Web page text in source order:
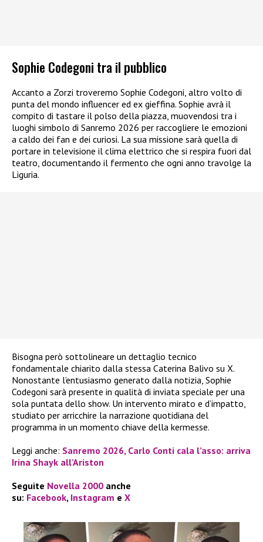
Sophie Codegoni tra il pubblico
Accanto a Zorzi troveremo Sophie Codegoni, altro volto di
punta del mondo influencer ed ex gieffina. Sophie avrà il
compito di tastare il polso della piazza, muovendosi tra i
luoghi simbolo di Sanremo 2026 per raccogliere le emozioni
a caldo dei fan e dei curiosi. La sua missione sarà quella di
portare in televisione il clima elettrico che si respira fuori dal
teatro, documentando il fermento che ogni anno travolge la
Liguria.
Bisogna però sottolineare un dettaglio tecnico
fondamentale chiarito dalla stessa Caterina Balivo su X.
Nonostante l’entusiasmo generato dalla notizia, Sophie
Codegoni sarà presente in qualità di inviata speciale per una
sola puntata dello show. Un intervento mirato e d’impatto,
studiato per arricchire la narrazione quotidiana del
programma in un momento chiave della kermesse.
Leggi anche: Sanremo 2026, Carlo Conti cala l’asso: arriva
Irina Shayk all’Ariston
Seguite Novella 2000 anche
su: Facebook, Instagram e X